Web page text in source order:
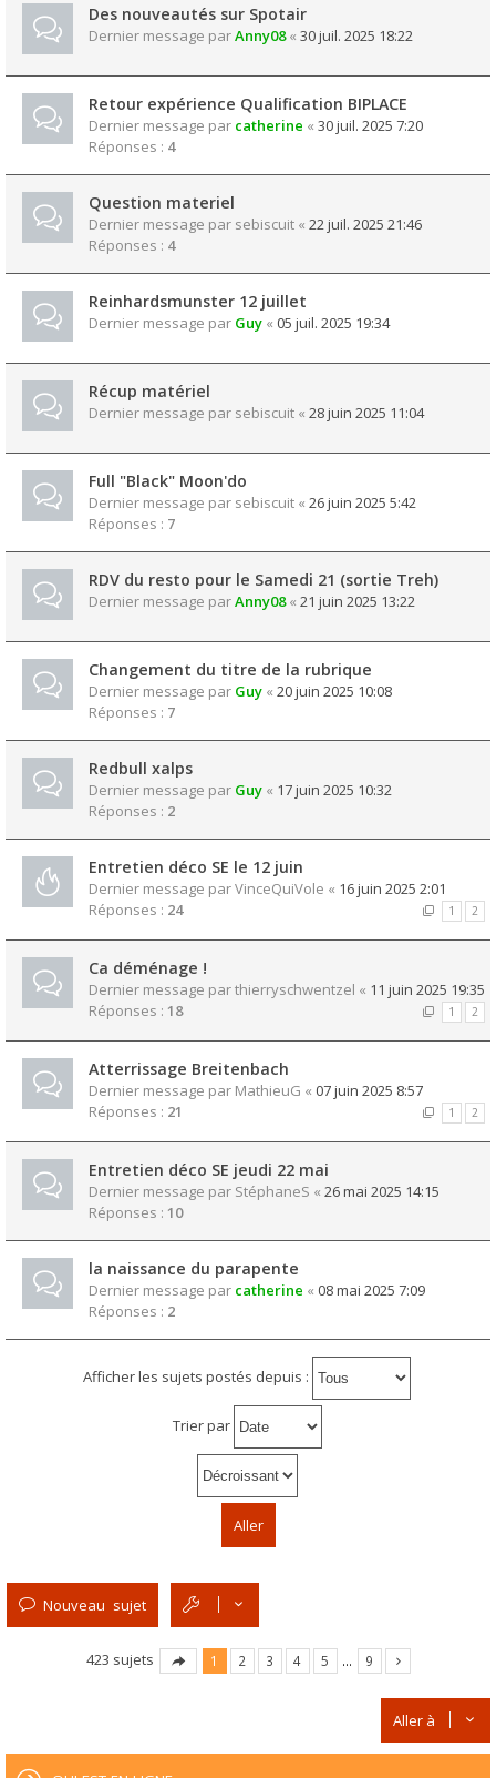
Des nouveautés sur Spotair
Dernier message parAnny08« 30 juil. 2025 18:22
Retour expérience Qualification BIPLACE
Dernier message par catherine « 30 juil. 2025 7:20
Réponses : 4
Question materiel
Dernier message par sebiscuit « 22 juil. 2025 21:46
Réponses : 4
Reinhardsmunster 12 juillet
Dernier message par Guy « 05 juil. 2025 19:34
Récup matériel
Dernier message par sebiscuit « 28 juin 2025 11:04
Full "Black" Moon'do
Dernier message par sebiscuit « 26 juin 2025 5:42
Réponses : 7
RDV du resto pour le Samedi 21 (sortie Treh)
Dernier message parAnny08« 21 juin 2025 13:22
Changement du titre de la rubrique
Dernier message par Guy « 20 juin 2025 10:08
Réponses : 7
Redbull xalps
Dernier message par Guy « 17 juin 2025 10:32
Réponses : 2
Entretien déco SE le 12 juin
Dernier message parVinceQuiVole « 16 juin 2025 2:01
Réponses : 24 1 2
Ca déménage !
Dernier message parthierryschwentzel « 11 juin 2025 19:35
Réponses : 18 1 2
Atterrissage Breitenbach
Dernier message par MathieuG « 07 juin 2025 8:57
Réponses : 21 1 2
Entretien déco SE jeudi 22 mai
Dernier message par StéphaneS « 26 mai 2025 14:15
Réponses : 10
la naissance du parapente
Dernier message par catherine « 08 mai 2025 7:09
Réponses : 2
Afficher les sujets postés depuis :
Trier par
Nouveau sujet
423 sujets 1 2 3 4 5 … 9
Aller à